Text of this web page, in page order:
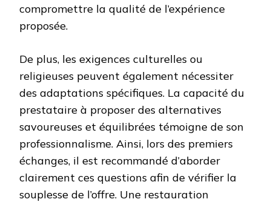
compromettre la qualité de l’expérience
proposée.
De plus, les exigences culturelles ou
religieuses peuvent également nécessiter
des adaptations spécifiques. La capacité du
prestataire à proposer des alternatives
savoureuses et équilibrées témoigne de son
professionnalisme. Ainsi, lors des premiers
échanges, il est recommandé d’aborder
clairement ces questions afin de vérifier la
souplesse de l’offre. Une restauration